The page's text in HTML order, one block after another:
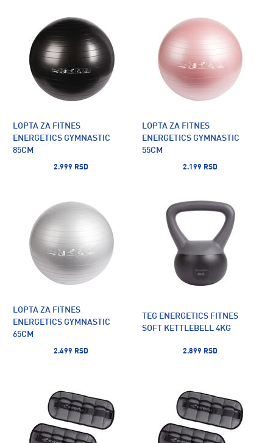
LOPTA ZA FITNES
ENERGETICS GYMNASTIC
85CM
2.999 RSD
LOPTA ZA FITNES
ENERGETICS GYMNASTIC
55CM
2.199 RSD
LOPTA ZA FITNES
ENERGETICS GYMNASTIC
65CM
2.499 RSD
TEG ENERGETICS FITNES
SOFT KETTLEBELL 4KG
2.899 RSD